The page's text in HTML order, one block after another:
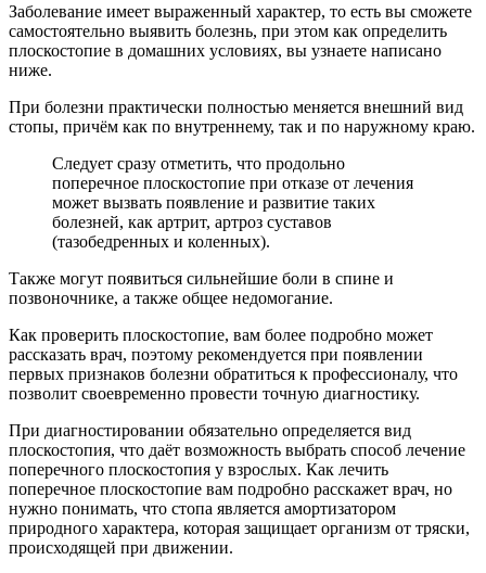
Заболевание имеет выраженный характер, то есть вы сможете
самостоятельно выявить болезнь, при этом как определить
плоскостопие в домашних условиях, вы узнаете написано
ниже.
При болезни практически полностью меняется внешний вид
стопы, причём как по внутреннему, так и по наружному краю.
Следует сразу отметить, что продольно
поперечное плоскостопие при отказе от лечения
может вызвать появление и развитие таких
болезней, как артрит, артроз суставов
(тазобедренных и коленных).
Также могут появиться сильнейшие боли в спине и
позвоночнике, а также общее недомогание.
Как проверить плоскостопие, вам более подробно может
рассказать врач, поэтому рекомендуется при появлении
первых признаков болезни обратиться к профессионалу, что
позволит своевременно провести точную диагностику.
При диагностировании обязательно определяется вид
плоскостопия, что даёт возможность выбрать способ лечение
поперечного плоскостопия у взрослых. Как лечить
поперечное плоскостопие вам подробно расскажет врач, но
нужно понимать, что стопа является амортизатором
природного характера, которая защищает организм от тряски,
происходящей при движении.